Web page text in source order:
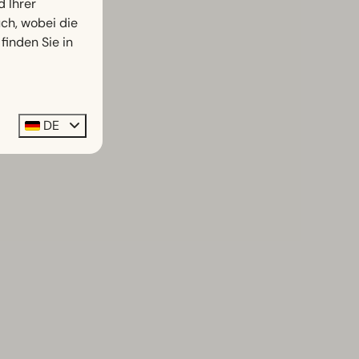
wobei die
Sie in
DE